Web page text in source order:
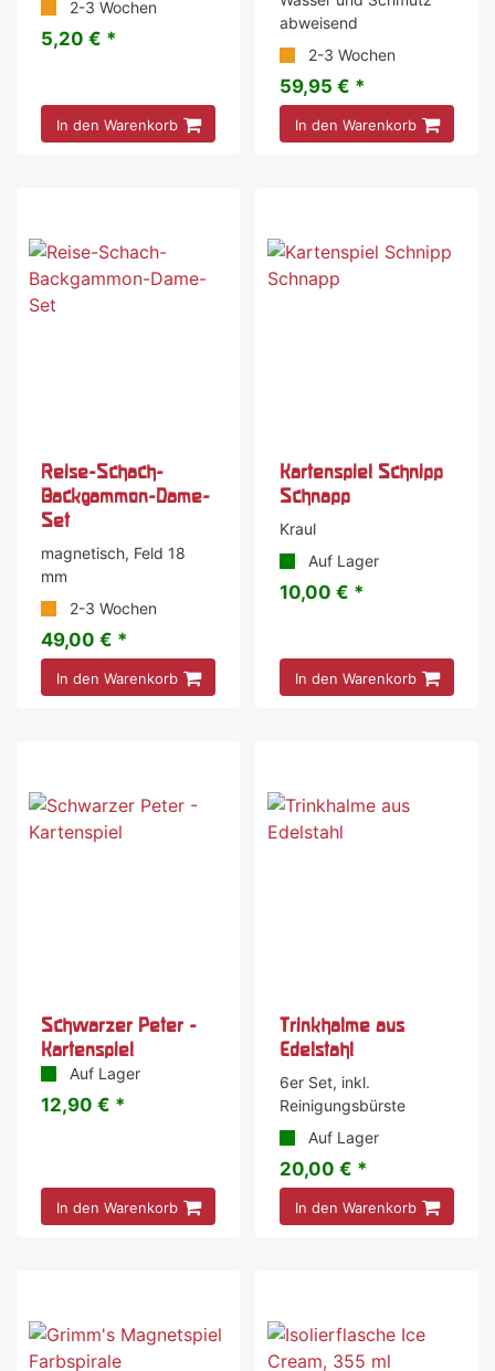
2-3 Wochen
5,20 € *
In den Warenkorb
abweisend
2-3 Wochen
59,95 € *
In den Warenkorb
Reise-Schach-
Backgammon-Dame-
Set
magnetisch, Feld 18
mm
2-3 Wochen
49,00 € *
In den Warenkorb
Kartenspiel Schnipp
Schnapp
Kraul
Auf Lager
10,00 € *
In den Warenkorb
Schwarzer Peter -
Kartenspiel
Auf Lager
12,90 € *
In den Warenkorb
Trinkhalme aus
Edelstahl
6er Set, inkl.
Reinigungsbürste
Auf Lager
20,00 € *
In den Warenkorb